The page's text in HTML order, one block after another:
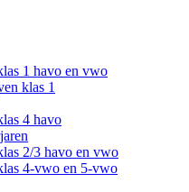
1 havo en vwo
klas 1
4 havo
2/3 havo en vwo
4-vwo en 5-vwo